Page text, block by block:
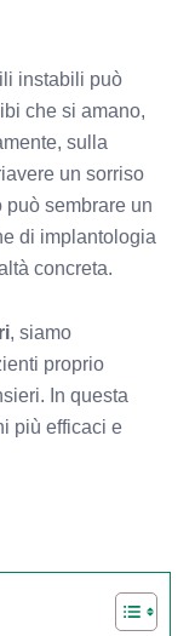
instabili può
che si amano,
sulla
un sorriso
può sembrare un
di implantologia
concreta.
, siamo
proprio
In questa
più efficaci e